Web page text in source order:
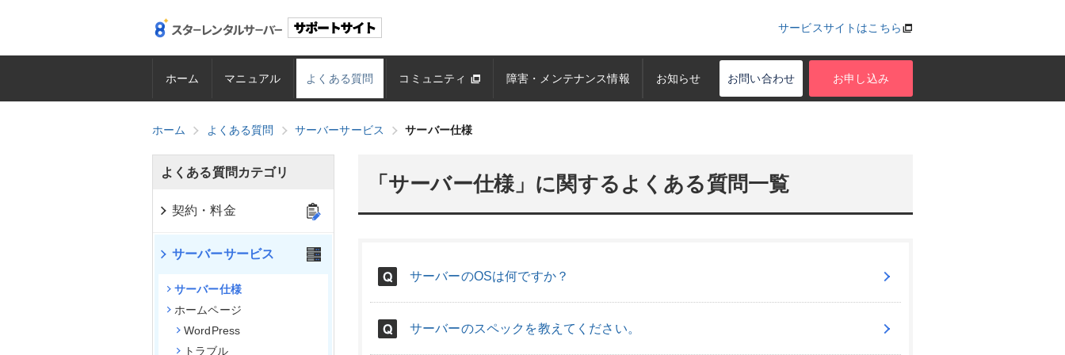
サービスサイトはこちら
ホーム マニュアル よくある質問 コミュニティ 障害・メンテナンス情報 お知らせ お問い合わせ お申し込み
ホーム よくある質問 サーバーサービス サーバー仕様
「サーバー仕様」に関するよくある質問一覧
サーバーのOSは何ですか？
サーバーのスペックを教えてください。
よくある質問カテゴリ
契約・料金
サーバーサービス
サーバー仕様
ホームページ
WordPress
トラブル